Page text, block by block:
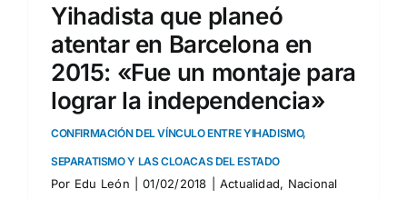
Yihadista que planeó
atentar en Barcelona en
2015: «Fue un montaje para
lograr la independencia»
CONFIRMACIÓN DEL VÍNCULO ENTRE YIHADISMO,
SEPARATISMO Y LAS CLOACAS DEL ESTADO
Por Edu León 01/02/2018 Actualidad, Nacional